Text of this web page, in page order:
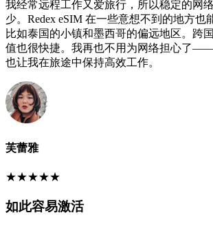
我经常远程工作又爱旅行，所以稳定的网
少。Redex eSIM 在一些意想不到的地方也
比如泰国的小镇和墨西哥的偏远地区。跨
值也很快捷。我再也不用为网络担心了
也让我在旅途中保持高效工作。
芙蕾雅
★★★★★
如此容易激活